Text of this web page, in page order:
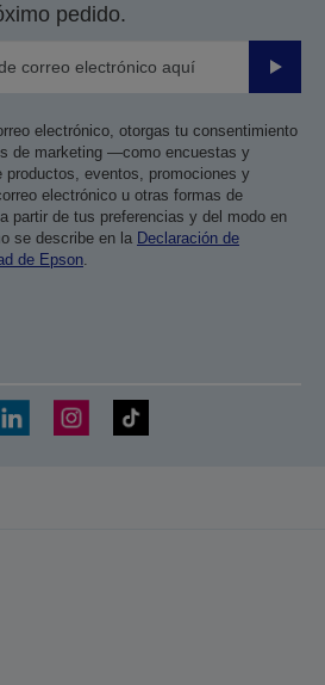
pedido.
Enviar
electrónico, otorgas tu consentimiento
de marketing —como encuestas y
productos, eventos, promociones y
electrónico u otras formas de
partir de tus preferencias y del modo en
se describe en la Declaración de
de Epson